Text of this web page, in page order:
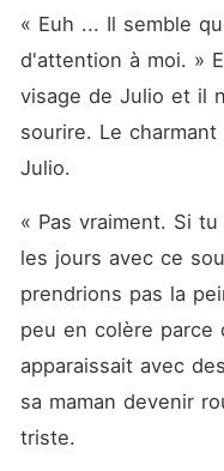
« Euh ... Il semble
d'attention à moi. »
visage de Julio et il
sourire. Le
Julio.
« Pas vraiment. Si
les jours avec ce
prendrions pas la
peu en colère parce
apparaissait avec
sa maman devenir
triste.